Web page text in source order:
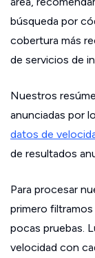
búsqueda por
cobertura más
de servicios de
Nuestros
anunciadas por
datos de
de resultados
Para procesar
primero
pocas pruebas.
velocidad con